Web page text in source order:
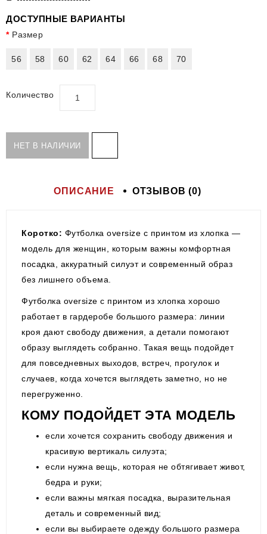
ДОСТУПНЫЕ ВАРИАНТЫ
Размер
56 58 60 62 64 66 68 70
Количество
НЕТ В НАЛИЧИИ
ОПИСАНИЕ ОТЗЫВОВ (0)
Коротко: Футболка oversize с принтом из хлопка —
модель для женщин, которым важны комфортная
посадка, аккуратный силуэт и современный образ
без лишнего объема.
Футболка oversize с принтом из хлопка хорошо
работает в гардеробе большого размера: линии
кроя дают свободу движения, а детали помогают
образу выглядеть собранно. Такая вещь подойдет
для повседневных выходов, встреч, прогулок и
случаев, когда хочется выглядеть заметно, но не
перегруженно.
КОМУ ПОДОЙДЕТ ЭТА МОДЕЛЬ
если хочется сохранить свободу движения и
красивую вертикаль силуэта;
если нужна вещь, которая не обтягивает живот,
бедра и руки;
если важны мягкая посадка, выразительная
деталь и современный вид;
если вы выбираете одежду большого размера